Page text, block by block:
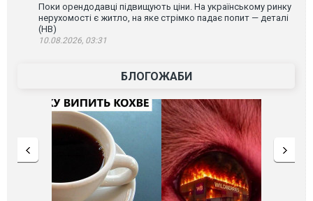
Поки орендодавці підвищують ціни. На українському ринку
нерухомості є житло, на яке стрімко падає попит — деталі
(НВ)
10.08.2026, 03:31
БЛОГОЖАБИ